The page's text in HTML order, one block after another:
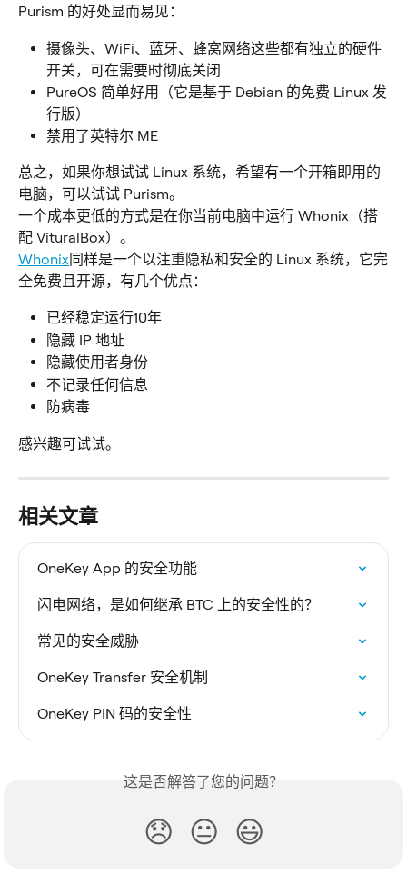
Purism 的好处显而易见：
摄像头、WiFi、蓝牙、蜂窝网络这些都有独立的硬件
开关，可在需要时彻底关闭
PureOS 简单好用（它是基于 Debian 的免费 Linux 发
行版）
禁用了英特尔 ME
总之，如果你想试试 Linux 系统，希望有一个开箱即用的
电脑，可以试试 Purism。
一个成本更低的方式是在你当前电脑中运行 Whonix（搭
配 VituralBox）。
Whonix同样是一个以注重隐私和安全的 Linux 系统，它完
全免费且开源，有几个优点：
已经稳定运行10年
隐藏 IP 地址
隐藏使用者身份
不记录任何信息
防病毒
感兴趣可试试。
相关文章
OneKey App 的安全功能
闪电网络，是如何继承 BTC 上的安全性的？
常见的安全威胁
OneKey Transfer 安全机制
OneKey PIN 码的安全性
这是否解答了您的问题？
😞 😐 😃